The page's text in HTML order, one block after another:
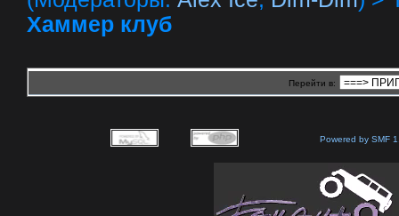
Хаммер клуб
Перейти в:
Powered by SMF